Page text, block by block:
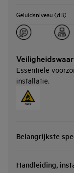
Geluidsniveau (dB)
Essentiële
installatie.
Belangrijkste
Handleiding,